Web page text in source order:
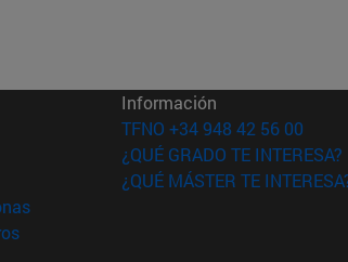
nueva ventana)
ventana)
en nueva ventana)
(abre en nueva ventana)
(abre en nueva ventana)
Información
TFNO +34 948 42 56 00
¿QUÉ GRADO TE INTERESA?
¿QUÉ MÁSTER TE